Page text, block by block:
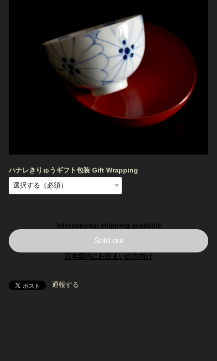
ハナレきりゅうギフト包装 Gift Wrapping
International shipping available
Sold out
日本国内にお住まいの方向け
通報する